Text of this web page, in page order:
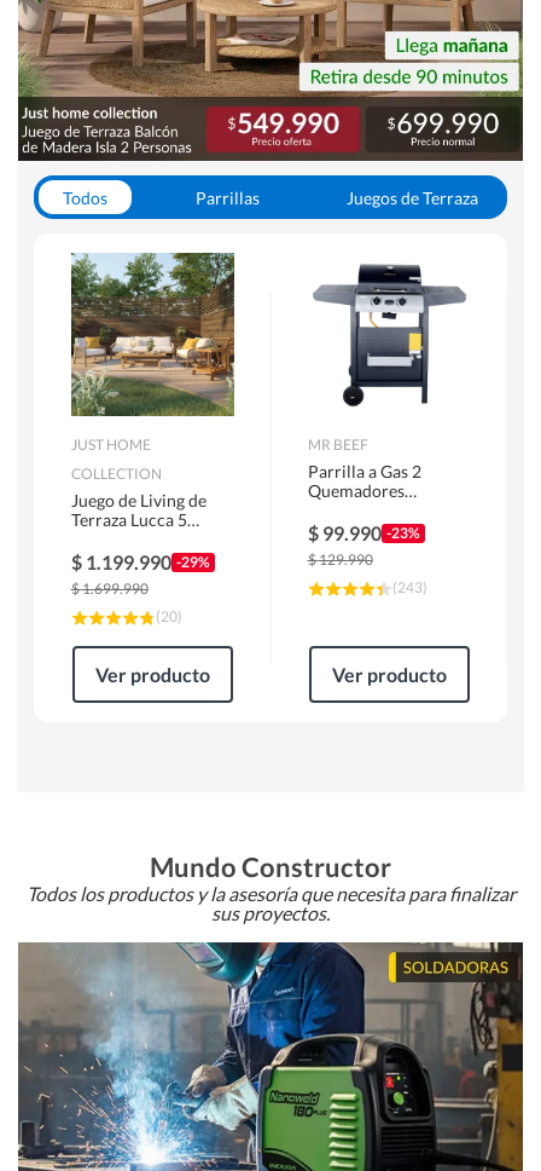
Todos Parrillas
Juegos de Terraza
JUST HOME
COLLECTION
Juego de Living de
Terraza Lucca 5
$ 1.199.990 -29%
$1.699.990
(20)
Ver producto
MR BEEF
Parrilla a Gas 2
Quemadores
$ 99.990 -23%
$129.990
(243)
Ver producto
Mundo Constructor
Todos los productos y la asesoría que necesita para finalizar
sus proyectos.